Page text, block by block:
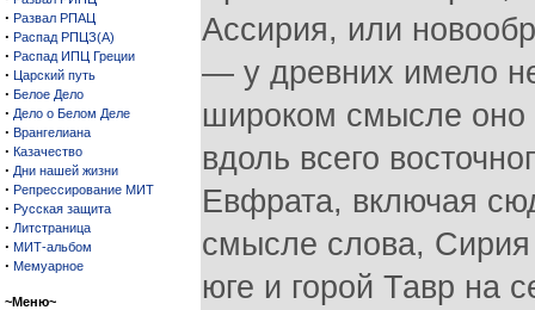
· Развал РПАЦ
· Распад РПЦЗ(А)
· Распад ИПЦ Греции
· Царский путь
· Белое Дело
· Дело о Белом Деле
· Врангелиана
· Казачество
· Дни нашей жизни
· Репрессирование МИТ
· Русская защита
· Литстраница
· МИТ-альбом
· Мемуарное
~Меню~
Ассирия, или
— у древних имело
широком смысле оно
вдоль всего
Евфрата, включая
смысле слова,
юге и горой Тавр на